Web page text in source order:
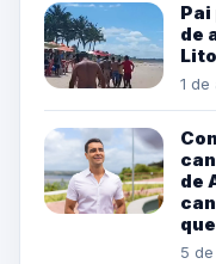
Pai
de
1 de
de
5